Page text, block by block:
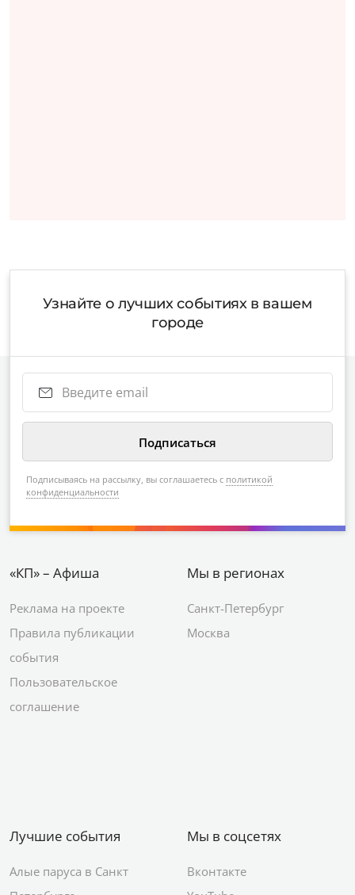
Узнайте о лучших событиях в вашем
городе
Подписываясь на рассылку, вы соглашаетесь с политикой
конфиденциальности
«КП» – Афиша
Реклама на проекте
Правила публикации
события
Пользовательское
соглашение
Мы в регионах
Санкт-Петербург
Москва
Лучшие события
Алые паруса в Санкт
Мы в соцсетях
Вконтакте